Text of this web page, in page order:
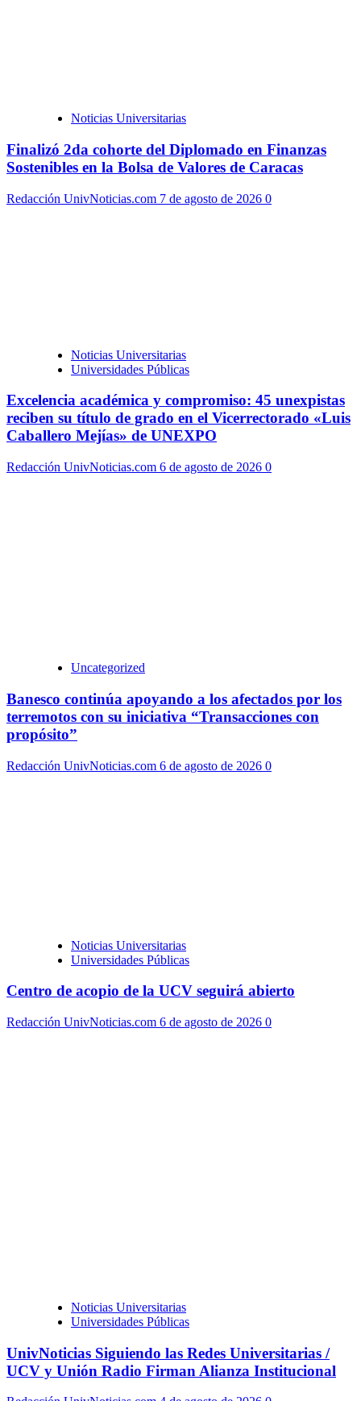
Noticias Universitarias
Finalizó 2da cohorte del Diplomado en Finanzas
Sostenibles en la Bolsa de Valores de Caracas
Redacción UnivNoticias.com 7 de agosto de 2026 0
Noticias Universitarias
Universidades Públicas
Excelencia académica y compromiso: 45 unexpistas
reciben su título de grado en el Vicerrectorado «Luis
Caballero Mejías» de UNEXPO
Redacción UnivNoticias.com 6 de agosto de 2026 0
Uncategorized
Banesco continúa apoyando a los afectados por los
terremotos con su iniciativa “Transacciones con
propósito”
Redacción UnivNoticias.com 6 de agosto de 2026 0
Noticias Universitarias
Universidades Públicas
Centro de acopio de la UCV seguirá abierto
Redacción UnivNoticias.com 6 de agosto de 2026 0
Noticias Universitarias
Universidades Públicas
UnivNoticias Siguiendo las Redes Universitarias /
UCV y Unión Radio Firman Alianza Institucional